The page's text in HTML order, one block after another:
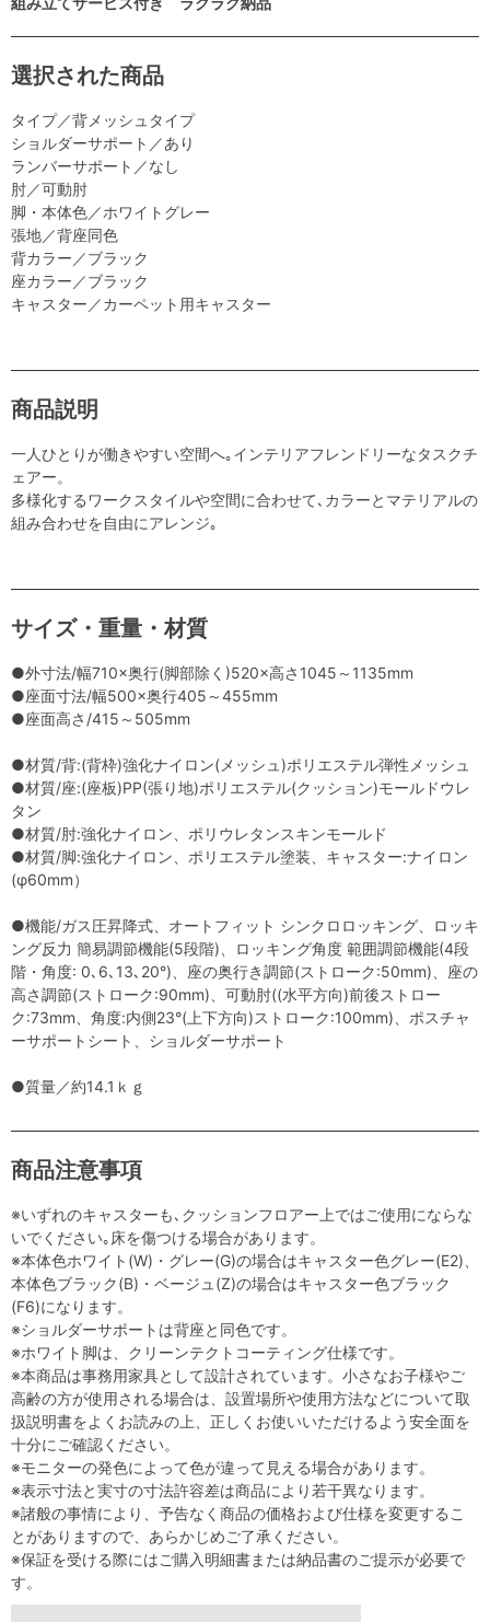
選択された商品
タイプ／背メッシュタイプ
ショルダーサポート／あり
ランバーサポート／なし
肘／可動肘
脚・本体色／ホワイトグレー
張地／背座同色
背カラー／ブラック
座カラー／ブラック
キャスター／カーペット用キャスター
商品説明
一人ひとりが働きやすい空間へ｡インテリアフレンドリーなタスクチ
ェアー。
多様化するワークスタイルや空間に合わせて､カラーとマテリアルの
組み合わせを自由にアレンジ｡
サイズ・重量・材質
●外寸法/幅710×奥行(脚部除く)520×高さ1045～1135mm
●座面寸法/幅500×奥行405～455mm
●座面高さ/415～505mm
●材質/背:(背枠)強化ナイロン(メッシュ)ポリエステル弾性メッシュ
●材質/座:(座板)PP(張り地)ポリエステル(クッション)モールドウレ
タン
●材質/肘:強化ナイロン、ポリウレタンスキンモールド
●材質/脚:強化ナイロン、ポリエステル塗装、キャスター:ナイロン
(φ60mm）
●機能/ガス圧昇降式、オートフィット シンクロロッキング、ロッキ
ング反力 簡易調節機能(5段階)、ロッキング角度 範囲調節機能(4段
階・角度: 0､6､13､20°)、座の奥行き調節(ストローク:50mm)、座の
高さ調節(ストローク:90mm)、可動肘((水平方向)前後ストロー
ク:73mm、角度:内側23°(上下方向)ストローク:100mm)、ポスチャ
ーサポートシート、ショルダーサポート
●質量／約14.1ｋｇ
商品注意事項
※いずれのキャスターも､クッションフロアー上ではご使用にならな
いでください｡床を傷つける場合があります。
※本体色ホワイト(W)・グレー(G)の場合はキャスター色グレー(E2)、
本体色ブラック(B)・ベージュ(Z)の場合はキャスター色ブラック
(F6)になります。
※ショルダーサポートは背座と同色です。
※ホワイト脚は、クリーンテクトコーティング仕様です。
※本商品は事務用家具として設計されています。小さなお子様やご
高齢の方が使用される場合は、設置場所や使用方法などについて取
扱説明書をよくお読みの上、正しくお使いいただけるよう安全面を
十分にご確認ください。
※モニターの発色によって色が違って見える場合があります。
※表示寸法と実寸の寸法許容差は商品により若干異なります。
※諸般の事情により、予告なく商品の価格および仕様を変更するこ
とがありますので、あらかじめご了承ください。
※保証を受ける際にはご購入明細書または納品書のご提示が必要で
す。